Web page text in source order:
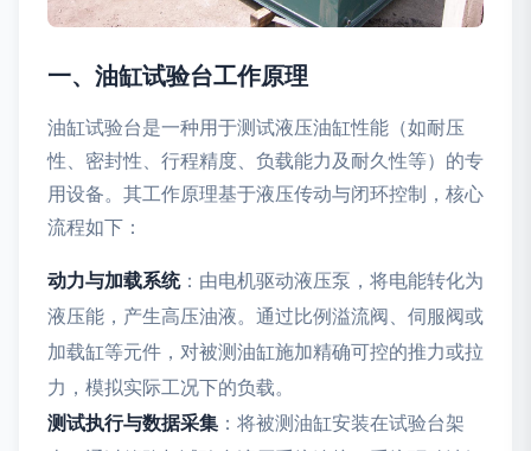
一、油缸试验台工作原理
油缸试验台是一种用于测试液压油缸性能（如耐压
性、密封性、行程精度、负载能力及耐久性等）的专
用设备。其工作原理基于液压传动与闭环控制，核心
流程如下：
动力与加载系统：由电机驱动液压泵，将电能转化为
液压能，产生高压油液。通过比例溢流阀、伺服阀或
加载缸等元件，对被测油缸施加精确可控的推力或拉
力，模拟实际工况下的负载。
测试执行与数据采集 ：将被测油缸安装在试验台架